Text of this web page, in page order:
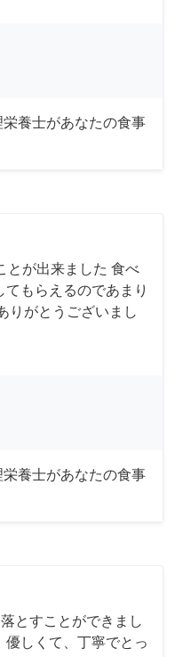
養士があなたの食事
とが出来ました 食べ
もらえるのであまり
りがとうございまし
養士があなたの食事
とすことができまし
しくて、丁寧でとっ